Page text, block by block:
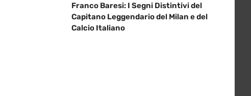
Franco Baresi: I Segni Distintivi del
Capitano Leggendario del Milan e del
Calcio Italiano